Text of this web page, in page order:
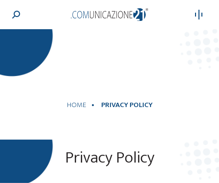
Cerca:
HOME PRIVACY POLICY
Privacy Policy